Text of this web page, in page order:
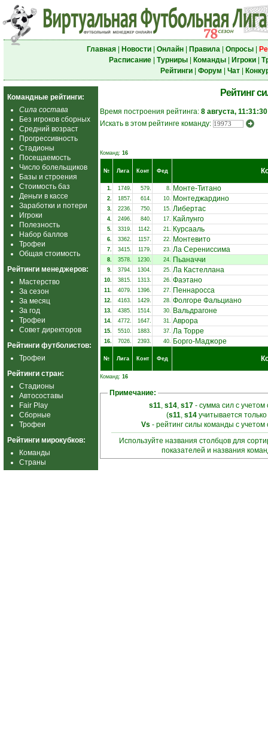
Главная| Новости| Онлайн| Правила| Опросы|
Расписание| Турниры| Команды| Игроки|
Рейтинги| Форум Чат|
Командные рейтинги:
Сила состава
Без игроков сборных
Средний возраст
Прогрессивность
Стадионы
Посещаемость
Число болельщиков
Базы и строения
Стоимость баз
Деньги в кассе
Заработки и потери
Игроки
Полезность
Набор баллов
Трофеи
Общая стоимость
Рейтинги менеджеров:
Мастерство
За сезон
За месяц
За год
Трофеи
Совет директоров
Рейтинги футболистов:
Трофеи
Рейтинги стран:
Стадионы
Автосоставы
Fair Play
Сборные
Трофеи
Рейтинги мирокубков:
Команды
Страны
Рейтинг
Время построения рейтинга: 8 августа, 11:31:30
Искать в этом рейтинге команду:
Команд: 16
№ Лига Конт Фед
1. 1749. 579. 8. Монте-Титано
2. 1857. 614. 10. Монтеджардино
3. 2236. 750. 15. Либертас
4. 2496. 840. 17. Кайлунго
5. 3319. 1142. 21. Курсааль
6. 3362. 1157. 22. Монтевито
7. 3415. 1179. 23. Ла Серениссима
8. 3578. 1230. 24. Пьаначчи
9. 3794. 1304. 25. Ла Кастеллана
10. 3815. 1313. 26. Фаэтано
11. 4079. 1396. 27. Пеннаросса
12. 4163. 1429. 28. Фолгоре Фальциано
13. 4385. 1514. 30. Вальдрагоне
14. 4772. 1647. 31. Аврора
15. 5510. 1883. 37. Ла Торре
16. 7026. 2393. 40. Борго-Маджоре
№ Лига Конт Фед
Команд: 16
Примечание:
s11, s14, s17- сумма сил с учетом
(s11, s14 учитывается
Vs - рейтинг силы команды с
Используйте названия столбцов для
показателей и названия